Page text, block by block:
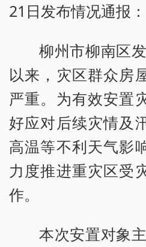
21日发布情况通报：
柳州市柳南区
以来，灾区群众房
严重。为有效安置
好应对后续灾情及
高温等不利天气影
力度推进重灾区受
作。
本次安置对象